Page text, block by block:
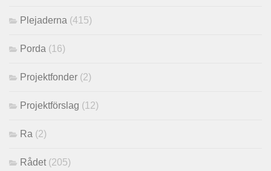
Plejaderna (415)
Porda (16)
Projektfonder (2)
Projektförslag (12)
Ra (2)
Rådet (205)